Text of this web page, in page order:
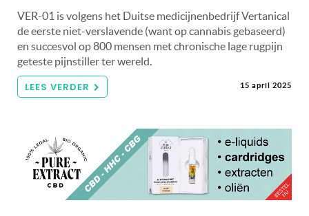
VER-01 is volgens het Duitse medicijnenbedrijf Vertanical
de eerste niet-verslavende (want op cannabis gebaseerd)
en succesvol op 800 mensen met chronische lage rugpijn
geteste pijnstiller ter wereld.
LEES VERDER 15 april 2025